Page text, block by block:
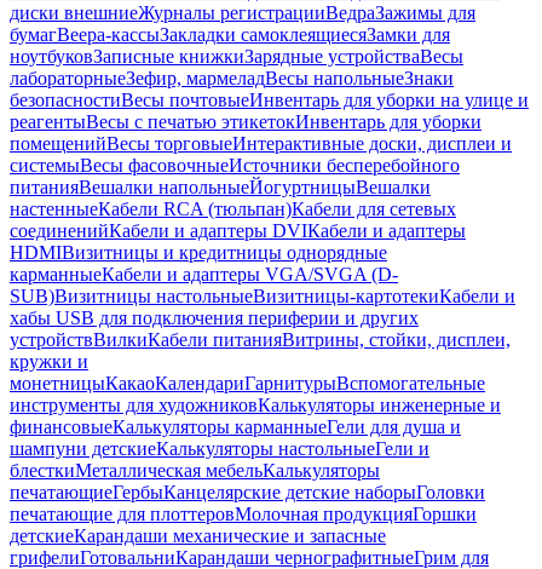
диски внешниеЖурналы регистрацииВедраЗажимы для
бумагВеера-кассыЗакладки самоклеящиесяЗамки для
ноутбуковЗаписные книжкиЗарядные устройстваВесы
лабораторныеЗефир, мармеладВесы напольныеЗнаки
безопасностиВесы почтовыеИнвентарь для уборки на улице и
реагентыВесы с печатью этикетокИнвентарь для уборки
помещенийВесы торговыеИнтерактивные доски, дисплеи и
системыВесы фасовочныеИсточники бесперебойного
питанияВешалки напольныеЙогуртницыВешалки
настенныеКабели RCA (тюльпан)Кабели для сетевых
соединенийКабели и адаптеры DVIКабели и адаптеры
HDMIВизитницы и кредитницы однорядные
карманныеКабели и адаптеры VGA/SVGA (D-
SUB)Визитницы настольныеВизитницы-картотекиКабели и
хабы USB для подключения периферии и других
устройствВилкиКабели питанияВитрины, стойки, дисплеи,
кружки и
монетницыКакаоКалендариГарнитурыВспомогательные
инструменты для художниковКалькуляторы инженерные и
финансовыеКалькуляторы карманныеГели для душа и
шампуни детскиеКалькуляторы настольныеГели и
блесткиМеталлическая мебельКалькуляторы
печатающиеГербыКанцелярские детские наборыГоловки
печатающие для плоттеровМолочная продукцияГоршки
детскиеКарандаши механические и запасные
грифелиГотовальниКарандаши чернографитныеГрим для